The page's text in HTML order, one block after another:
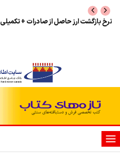
نرخ بازگشت ارز حاصل از صادرات + تکمیلی
تغییر
وضعیت